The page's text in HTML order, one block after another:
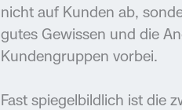
nicht auf Kunden ab,
gutes Gewissen und die
Kundengruppen vorbei.
Fast spiegelbildlich ist die